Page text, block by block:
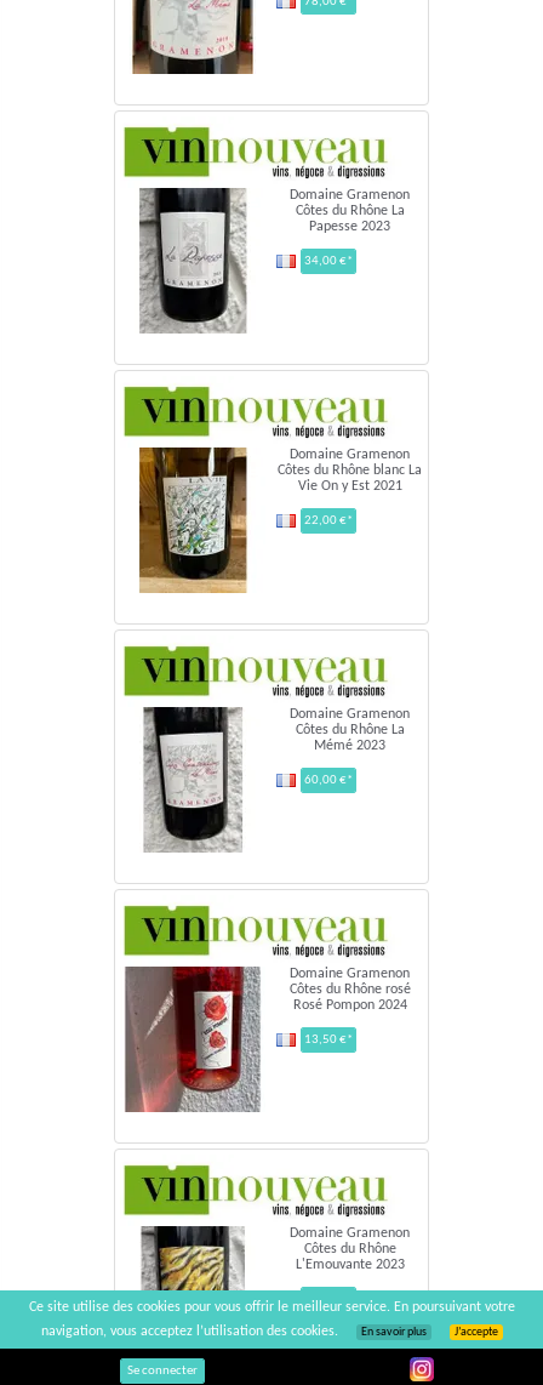
Domaine Gramenon
Côtes du Rhône La
Papesse 2023
34,00 €*
Domaine Gramenon
Côtes du Rhône blanc La
Vie On y Est 2021
22,00 €*
Domaine Gramenon
Côtes du Rhône La
Mémé 2023
60,00 €*
Domaine Gramenon
Côtes du Rhône rosé
Rosé Pompon 2024
13,50 €*
Domaine Gramenon
Côtes du Rhône
L'Emouvante 2023
29,50 €*
Se connecter
Ce site utilise des cookies pour vous offrir le meilleur service. En poursuivant votre
navigation, vous acceptez l’utilisation des cookies.
En savoir plus J’accepte